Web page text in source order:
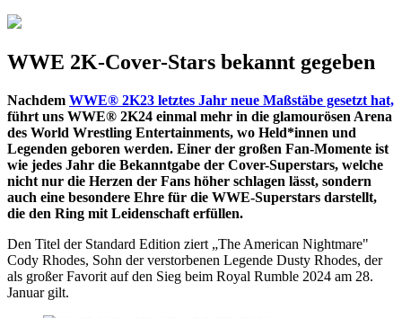
WWE 2K-Cover-Stars bekannt gegeben
Nachdem WWE® 2K23 letztes Jahr neue Maßstäbe gesetzt hat,
führt uns WWE® 2K24 einmal mehr in die glamourösen Arena
des World Wrestling Entertainments, wo Held*innen und
Legenden geboren werden. Einer der großen Fan-Momente ist
wie jedes Jahr die Bekanntgabe der Cover-Superstars, welche
nicht nur die Herzen der Fans höher schlagen lässt, sondern
auch eine besondere Ehre für die WWE-Superstars darstellt,
die den Ring mit Leidenschaft erfüllen.
Den Titel der Standard Edition ziert „The American Nightmare"
Cody Rhodes, Sohn der verstorbenen Legende Dusty Rhodes, der
als großer Favorit auf den Sieg beim Royal Rumble 2024 am 28.
Januar gilt.